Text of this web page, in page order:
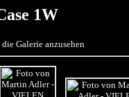
1W
Galerie anzusehen